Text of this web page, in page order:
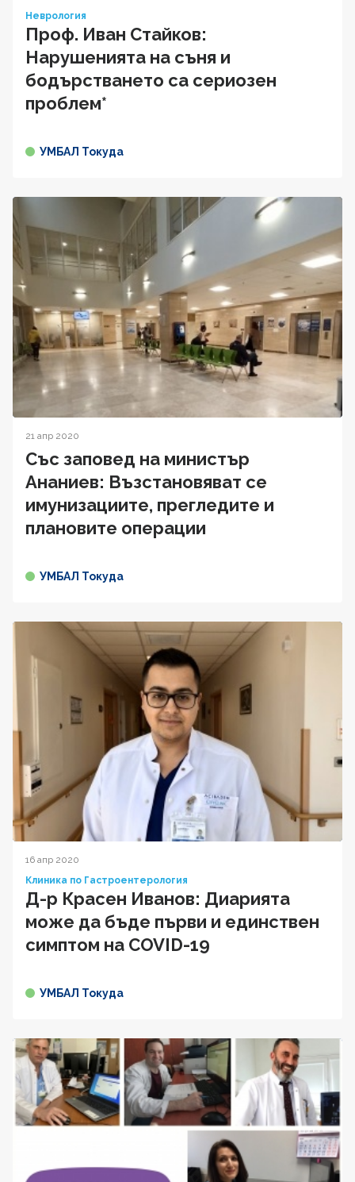
Неврология
Проф. Иван Стайков:
Нарушенията на съня и
бодърстването са сериозен
проблем*
УМБАЛ Токуда
21 апр 2020
Със заповед на министър
Ананиев: Възстановяват се
имунизациите, прегледите и
плановите операции
УМБАЛ Токуда
16 апр 2020
Клиника по Гастроентерология
Д-р Красен Иванов: Диарията
може да бъде първи и единствен
симптом на COVID-19
УМБАЛ Токуда